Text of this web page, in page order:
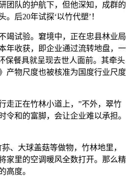
团队的护航下，但他深知，成群的
后20年试探‘以竹代塑’！
试验。窘境中，正在忠县林业局
年收获，即企业通过流转地盘，一
保餐具就呈现去世人面前。其牵头
产物尺度也被核准为国度行业尺度
正在竹林小道上，”不外，翠竹
令和的富脚，会让企业难以承担。
大球盖菇等做物，竹林地里，
家里的空调暖风全数打开。那么精
高度。